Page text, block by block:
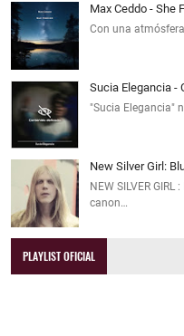
Max Ceddo - She
Con una
Sucia Elegancia -
"Sucia Elegancia"
New Silver Girl:
NEW SILVER
canon…
PLAYLIST OFICIAL